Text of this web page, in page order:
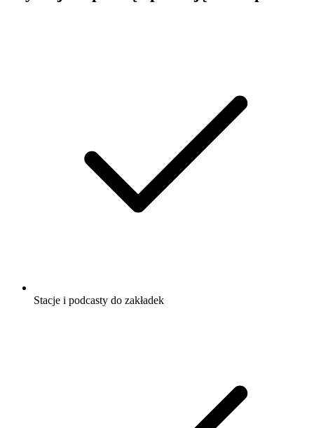
Stacje i podcasty do zakładek